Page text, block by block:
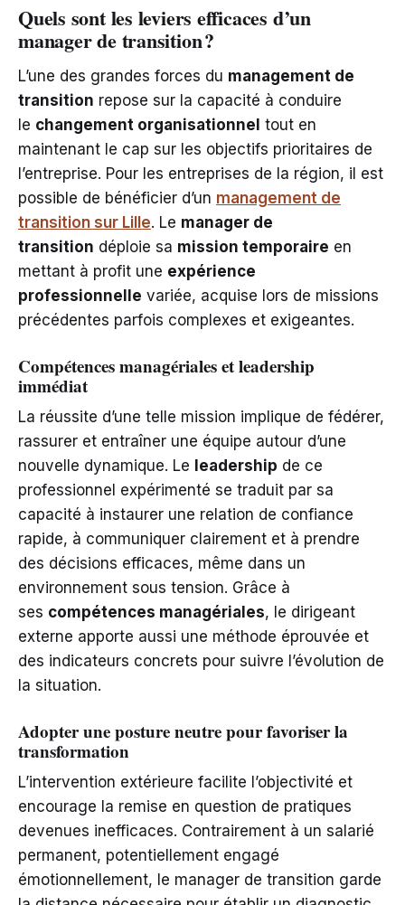
Quels sont les leviers efficaces d’un
manager de transition ?
L’une des grandes forces du management de
transition repose sur la capacité à conduire
le changement organisationnel tout en
maintenant le cap sur les objectifs prioritaires de
l’entreprise. Pour les entreprises de la région, il est
possible de bénéficier d’un management de
transition sur Lille. Le manager de
transition déploie sa mission temporaire en
mettant à profit une expérience
professionnelle variée, acquise lors de missions
précédentes parfois complexes et exigeantes.
Compétences managériales et leadership
immédiat
La réussite d’une telle mission implique de fédérer,
rassurer et entraîner une équipe autour d’une
nouvelle dynamique. Le leadership de ce
professionnel expérimenté se traduit par sa
capacité à instaurer une relation de confiance
rapide, à communiquer clairement et à prendre
des décisions efficaces, même dans un
environnement sous tension. Grâce à
ses compétences managériales, le dirigeant
externe apporte aussi une méthode éprouvée et
des indicateurs concrets pour suivre l’évolution de
la situation.
Adopter une posture neutre pour favoriser la
transformation
L’intervention extérieure facilite l’objectivité et
encourage la remise en question de pratiques
devenues inefficaces. Contrairement à un salarié
permanent, potentiellement engagé
émotionnellement, le manager de transition garde